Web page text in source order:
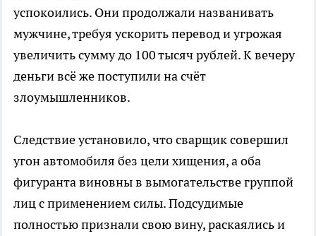
успокоились. Они продолжали названивать
мужчине, требуя ускорить перевод и угрожая
увеличить сумму до 100 тысяч рублей. К вечеру
деньги всё же поступили на счёт
злоумышленников.
Следствие установило, что сварщик совершил
угон автомобиля без цели хищения, а оба
фигуранта виновны в вымогательстве группой
лиц с применением силы. Подсудимые
полностью признали свою вину, раскаялись и